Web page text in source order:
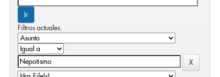
Filtros actuales: